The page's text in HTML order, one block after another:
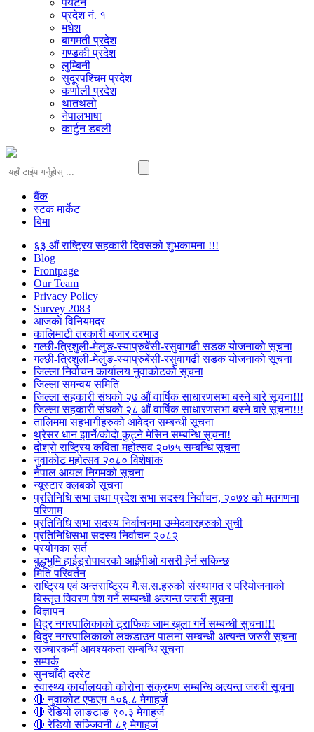
पर्यटन
प्रदेश नं. १
मधेश
बागमती प्रदेश
गण्डकी प्रदेश
लुम्बिनी
सुदूरपश्चिम प्रदेश
कर्णाली प्रदेश
थातथलो
नेपालभाषा
कार्टुन डबली
बैंक
स्टक मार्केट
बिमा
६३ औं राष्ट्रिय सहकारी दिवसको शुभकामना !!!
Blog
Frontpage
Our Team
Privacy Policy
Survey 2083
आजकाे विनियमदर
कालिमाटी तरकारी बजार दरभाउ
गल्छी-त्रिशुली-मेलुङ-स्याप्रुबेंसी-रसुवागढी सडक योजनाको सूचना
गल्छी-त्रिशुली-मेलुङ-स्याप्रुबेंसी-रसुवागढी सडक योजनाको सूचना
जिल्ला निर्वाचन कार्यालय नुवाकोटको सूचना
जिल्ला समन्वय समिति
जिल्ला सहकारी संघको २७ औं वार्षिक साधारणसभा बस्ने बारे सूचना!!!
जिल्ला सहकारी संघको २८ औं वार्षिक साधारणसभा बस्ने बारे सूचना!!!
तालिममा सहभागीहरुको आवेदन सम्बन्धी सूचना
थ्रेसर धान झार्ने/काेदाे कुट्ने मेसिन सम्बन्धि सूचना!
दोश्रो राष्ट्रिय कविता महोत्सव २०७५ सम्बन्धि सूचना
नुवाकोट महोत्सव २०८० विशेषांक
नेपाल आयल निगमको सूचना
न्यूस्टार क्लबको सूचना
प्रतिनिधि सभा तथा प्रदेश सभा सदस्य निर्वाचन, २०७४ को मतगणना
परिणाम
प्रतिनिधि सभा सदस्य निर्वाचनमा उम्मेदवारहरुको सुची
प्रतिनिधिसभा सदस्य निर्वाचन २०८२
प्रयोगका सर्त
बुद्धभुमि हाईड्रोपावरको आईपीओ यसरी हेर्न सकिन्छ
मिति परिवर्तन
राष्ट्रिय एवं अन्तराष्ट्रिय गै.स.स.हरुको संस्थागत र परियोजनाको
बिस्तृत विवरण पेश गर्ने सम्बन्धी अत्यन्त जरुरी सूचना
विज्ञापन
विदुर नगरपालिकाको ट्राफिक जाम खुला गर्ने सम्बन्धी सुचना!!!
विदुर नगरपालिकाको लकडाउन पालना सम्बन्धी अत्यन्त जरुरी सूचना
सञ्चारकर्मी आवश्यकता सम्बन्धि सूचना
सम्पर्क
सुनचाँदी दररेट
स्वास्थ्य कार्यालयको कोरोना संक्रमण सम्बन्धि अत्यन्त जरुरी सूचना
🔴 नुवाकोट एफएम १०६.८ मेगाहर्ज
🔴 रेडियो लाङटाङ ९०.३ मेगाहर्ज
🔴 रेडियो सञ्जिवनी ८९ मेगाहर्ज